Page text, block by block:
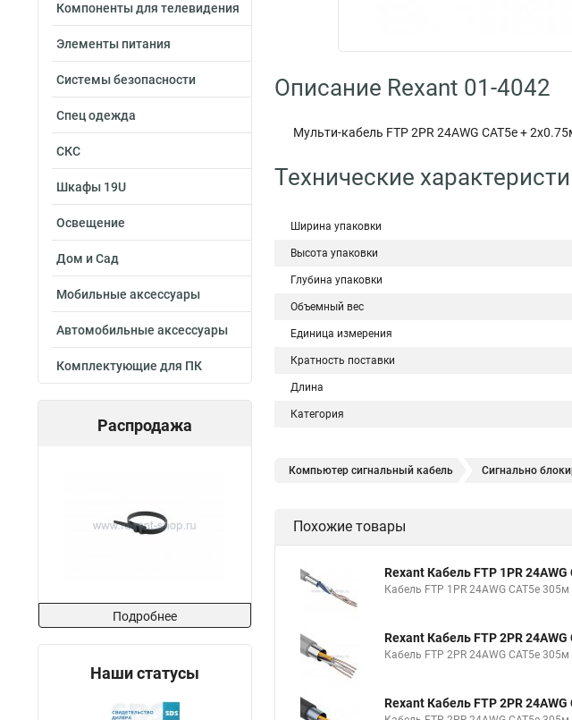
Компоненты для телевидения
Элементы питания
Системы безопасности
Спец одежда
СКС
Шкафы 19U
Освещение
Дом и Сад
Мобильные аксессуары
Автомобильные аксессуары
Комплектующие для ПК
Распродажа
Подробнее
Наши статусы
Описание Rexant 01-4042
Мульти-кабель FTP 2PR 24AWG CAT5e +
Технические
Ширина упаковки
Высота упаковки
Глубина упаковки
Объемный вес
Единица измерения
Кратность поставки
Длина
Категория
Компьютер сигнальный кабель Сигнально
Похожие товары
Rexant Кабель FTP 1PR
Кабель FTP 1PR 24AWG CAT5e 305м
Rexant Кабель FTP 2PR 24AWG
Кабель FTP 2PR 24AWG CAT5e 305м
Rexant Кабель FTP 2PR 24AWG